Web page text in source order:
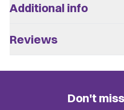
Additional info
Frans,
Reviews
Check the invitation in your email.
Don't